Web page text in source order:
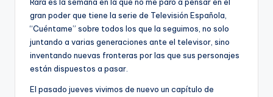
gran poder que tiene la serie de Televisión Española,
“Cuéntame” sobre todos los que la seguimos, no solo
juntando a varias generaciones ante el televisor, sino
inventando nuevas fronteras por las que sus personajes
están dispuestos a pasar.
El pasado jueves vivimos de nuevo un capítulo de